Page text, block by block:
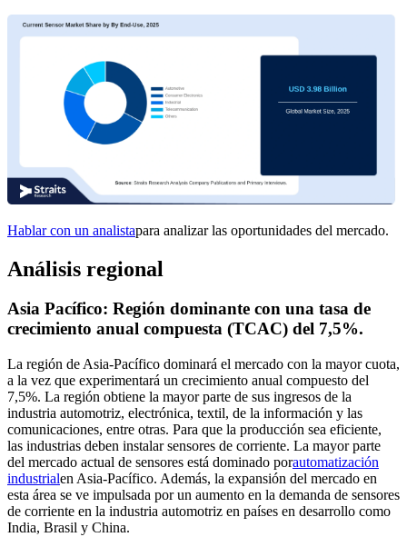
Hablar con un analistapara analizar las oportunidades del mercado.
Análisis regional
Asia Pacífico: Región dominante con una tasa de
crecimiento anual compuesta (TCAC) del 7,5%.
La región de Asia-Pacífico dominará el mercado con la mayor cuota,
a la vez que experimentará un crecimiento anual compuesto del
7,5%. La región obtiene la mayor parte de sus ingresos de la
industria automotriz, electrónica, textil, de la información y las
comunicaciones, entre otras. Para que la producción sea eficiente,
las industrias deben instalar sensores de corriente. La mayor parte
del mercado actual de sensores está dominado porautomatización
industrialen Asia-Pacífico. Además, la expansión del mercado en
esta área se ve impulsada por un aumento en la demanda de sensores
de corriente en la industria automotriz en países en desarrollo como
India, Brasil y China.